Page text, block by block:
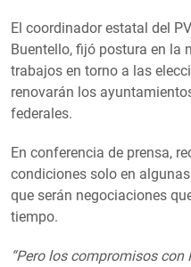
El coordinador estatal del
Buentello, fijó postura en la
trabajos en torno a las
renovarán los
federales.
En conferencia de prensa,
condiciones solo en
que serán negociaciones
tiempo.
“Pero los compromisos